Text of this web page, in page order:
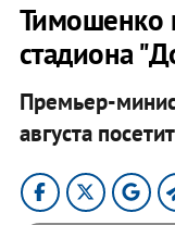
Тимошенко
стадиона
Премьер-
августа